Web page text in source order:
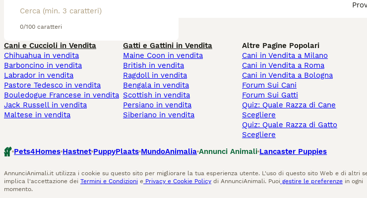
0/100 caratteri
Cani e Cuccioli in Vendita
Chihuahua in vendita
Barboncino in vendita
Labrador in vendita
Pastore Tedesco in vendita
Bouledogue Francese in vendita
Jack Russell in vendita
Maltese in vendita
Gatti e Gattini in Vendita
Maine Coon in vendita
British in vendita
Ragdoll in vendita
Bengala in vendita
Scottish in vendita
Persiano in vendita
Siberiano in vendita
Altre Pagine Popolari
Cani in Vendita a Milano
Cani in Vendita a Roma
Cani in Vendita a Bologna
Forum Sui Cani
Forum Sui Gatti
Quiz: Quale Razza di Cane
Scegliere
Quiz: Quale Razza di Gatto
Scegliere
Pets4Homes Hastnet PuppyPlaats MundoAnimalia Annunci Animali Lancaster Puppies
AnnunciAnimali.it utilizza i cookie su questo sito per migliorare la tua esperienza utente. L'uso di questo sito Web e di altri
implica l'accettazione dei Termini e Condizioni e Privacy e Cookie Policy di AnnunciAnimali. Puoi gestire le preferenze in ogni
momento.